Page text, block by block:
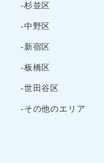
-杉並区
-中野区
-新宿区
-板橋区
-世田谷区
-その他のエリア